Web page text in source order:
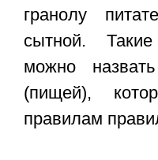
гранолу
сытной.
можно
(пищей),
правилам